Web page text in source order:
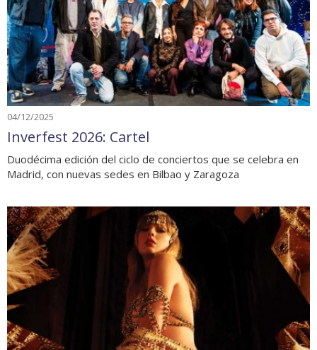
04/12/2025
Inverfest 2026: Cartel
Duodécima edición del ciclo de conciertos que se celebra en
Madrid, con nuevas sedes en Bilbao y Zaragoza